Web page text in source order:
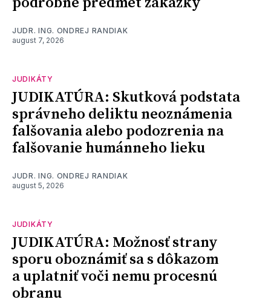
JUDR. ING. ONDREJ RANDIAK
august 7, 2026
JUDIKÁTY
JUDIKATÚRA: Skutková podstata
správneho deliktu neoznámenia
falšovania alebo podozrenia na
falšovanie humánneho lieku
JUDR. ING. ONDREJ RANDIAK
august 5, 2026
JUDIKÁTY
JUDIKATÚRA: Možnosť strany
sporu oboznámiť sa s dôkazom
a uplatniť voči nemu procesnú
obranu